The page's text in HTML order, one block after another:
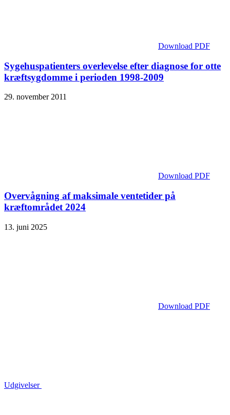
Download PDF
Sygehuspatienters overlevelse efter diagnose for otte
kræftsygdomme i perioden 1998-2009
29. november 2011
Download PDF
Overvågning af maksimale ventetider på
kræftområdet 2024
13. juni 2025
Download PDF
Udgivelser